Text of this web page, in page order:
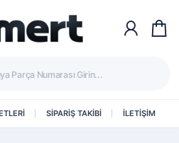
SİPARİŞ TAKİBİ İLETİŞİM